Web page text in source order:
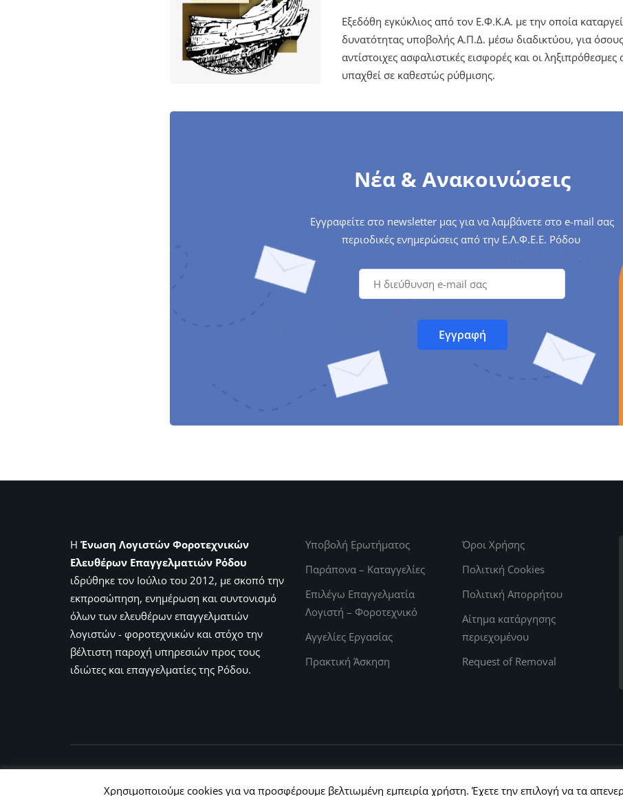
Εξεδόθη εγκύκλιος από τον Ε.Φ.Κ.Α. με την οποία
δυνατότητας υποβολής Α.Π.Δ. μέσω διαδικτύου, για
αντίστοιχες ασφαλιστικές εισφορές και οι ληξιπρόθεσμες
υπαχθεί σε καθεστώς ρύθμισης.
Νέα & Ανακοινώσεις
Εγγραφείτε στο newsletter μας για να λαμβάνετε στο e-mail σας
περιοδικές ενημερώσεις από την Ε.Λ.Φ.Ε.Ε. Ρόδου
Η Ένωση Λογιστών Φοροτεχνικών
Ελευθέρων Επαγγελματιών Ρόδου
ιδρύθηκε τον Ιούλιο του 2012, με σκοπό την
εκπροσώπηση, ενημέρωση και συντονισμό
όλων των ελευθέρων επαγγελματιών
λογιστών - φοροτεχνικών και στόχο την
βέλτιστη παροχή υπηρεσιών προς τους
ιδιώτες και επαγγελματίες της Ρόδου.
Υποβολή Ερωτήματος
Παράπονα – Καταγγελίες
Επιλέγω Επαγγελματία
Λογιστή – Φοροτεχνικό
Αγγελίες Εργασίας
Πρακτική Άσκηση
Όροι Χρήσης
Πολιτική Cookies
Πολιτική Απορρήτου
Αίτημα κατάργησης
περιεχομένου
Request of Removal
Χρησιμοποιούμε cookies για να προσφέρουμε βελτιωμένη εμπειρία χρήστη. Έχετε την επιλογή να τα